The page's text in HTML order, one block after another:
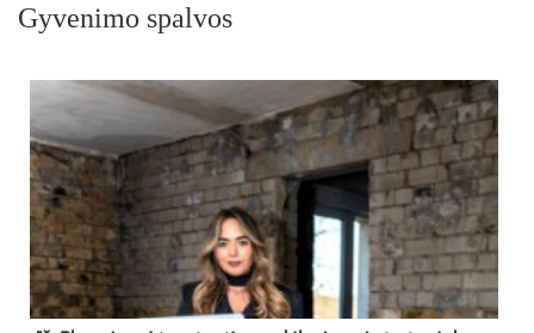
Gyvenimo spalvos